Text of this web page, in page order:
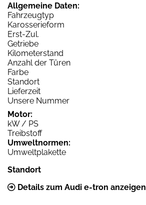
Allgemeine Daten:
Fahrzeugtyp
Karosserieform
Erst-Zul.
Getriebe
Kilometerstand
Anzahl der Türen
Farbe
Standort
Lieferzeit
Unsere Nummer
Motor:
kW / PS
Treibstoff
Umweltnormen:
Umweltplakette
Standort
Details zum Audi e-tron anzeigen